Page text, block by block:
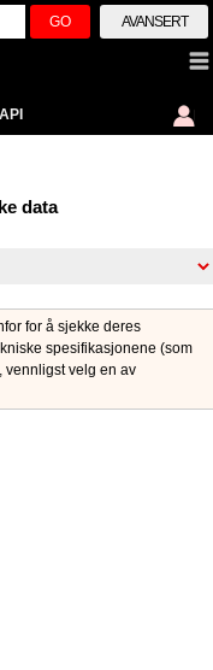
GO AVANSERT
API
data
for å sjekke deres
spesifikasjonene (som
vennligst velg en av